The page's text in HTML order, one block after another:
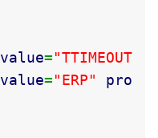
value="TTIMEOUT"
value="ERP"